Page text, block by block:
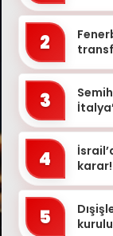
2
3
4
karar!
5